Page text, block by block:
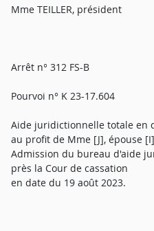
Mme TEILLER, président
Arrêt n° 312 FS-B
Pourvoi n° K 23-17.604
Aide juridictionnelle totale en
au profit de Mme [J], épouse
Admission du bureau d'aide
près la Cour de cassation
en date du 19 août 2023.